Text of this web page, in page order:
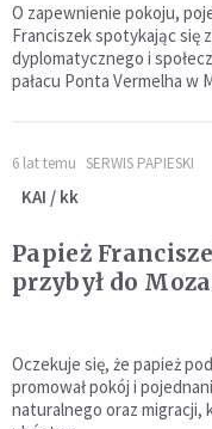
O zapewnienie pokoju,
Franciszek spotykając się
dyplomatycznego i
pałacu Ponta Vermelha w
6 lat temu SERWIS PAPIESKI
KAI / kk
Papież
przybył do
Oczekuje się, że papież
promował pokój i
naturalnego oraz migracji,